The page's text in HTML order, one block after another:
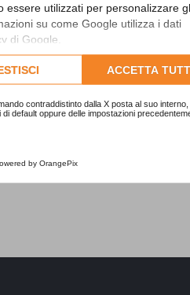
essere utilizzati per personalizzare
su come Google utilizza i dati
di Google
ACCETTA
contraddistinto dalla X posta al suo interno,
default oppure delle impostazioni
by OrangePix
1 messaggio •